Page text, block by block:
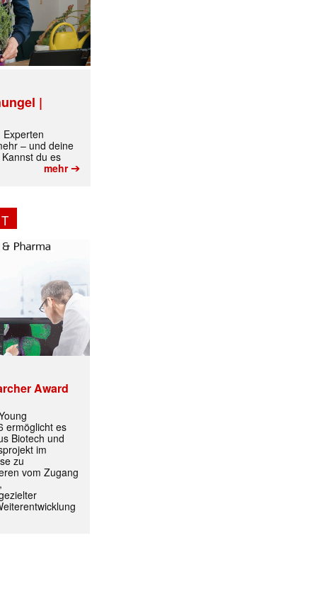
|
Experten
– und deine
du es
mehr➔
Award
ermöglicht es
Biotech und
im
zu
vom Zugang